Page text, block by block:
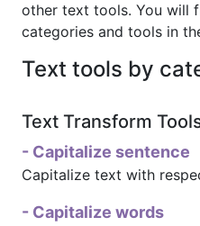
other text tools. You will
categories and tools in
Text tools by
Text Transform
- Capitalize sentence
Capitalize text with
- Capitalize words